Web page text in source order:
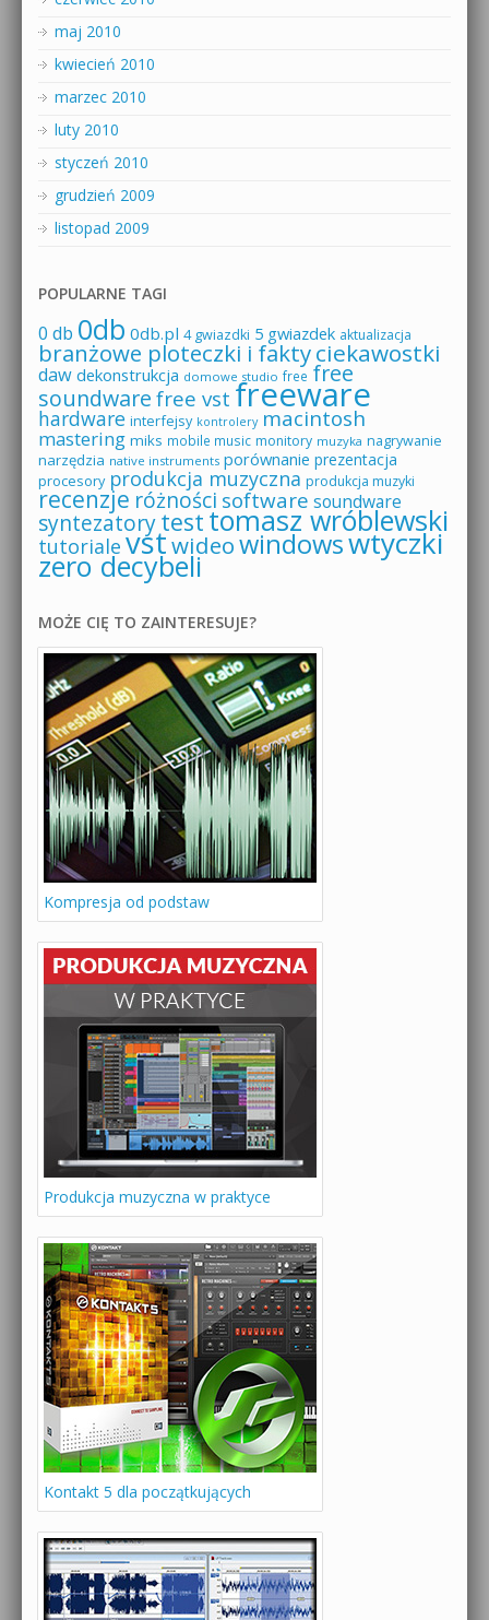
maj 2010
kwiecień 2010
marzec 2010
luty 2010
styczeń 2010
grudzień 2009
listopad 2009
POPULARNE TAGI
0 db 0db 0db.pl 4 gwiazdki 5 gwiazdek aktualizacja
branżowe ploteczki i faktyciekawostki
daw dekonstrukcja domowe studio free free
soundware free vst freeware
hardware interfejsy kontrolery macintosh
mastering miks mobile music monitory muzyka nagrywanie
narzędzia native instruments porównanie prezentacja
procesory produkcja muzyczna produkcja muzyki
recenzje różności software soundware
syntezatorytesttomasz wróblewski
tutoriale vstwideowindowswtyczki
zero decybeli
MOŻE CIĘ TO ZAINTERESUJE?
Kompresja od podstaw
Produkcja muzyczna w praktyce
Kontakt 5 dla początkujących